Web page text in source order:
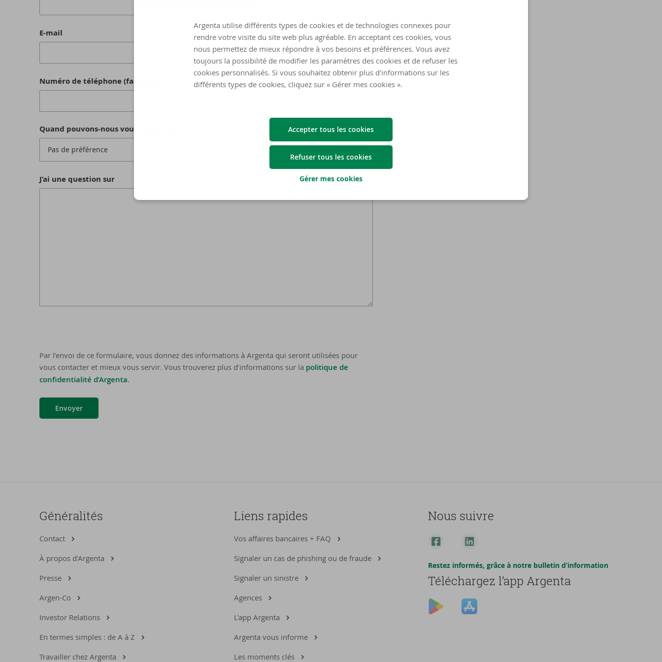
Argenta utilise différents types de cookies et de technologies connexes pour
rendre votre visite du site web plus agréable. En acceptant ces cookies, vous
nous permettez de mieux répondre à vos besoins et préférences. Vous avez
toujours la possibilité de modifier les paramètres des cookies et de refuser les
cookies personnalisés. Si vous souhaitez obtenir plus d'informations sur les
différents types de cookies, cliquez sur « Gérer mes cookies ».
Accepter tous les cookies
Refuser tous les cookies
Gérer mes cookies
E-mail
Numéro de téléphone (facultatif)
Quand pouvons-nous vous contacter ?
Pas de préférence
J’ai une question sur
Par l’envoi de ce formulaire, vous donnez des informations à Argenta qui seront utilisées pour
vous contacter et mieux vous servir. Vous trouverez plus d’informations sur la politique de
confidentialité d’Argenta.
Envoyer
Généralités
Contact
À propos d'Argenta
Presse
Argen-Co
Investor Relations
En termes simples : de A à Z
Travailler chez Argenta
Liens rapides
Vos affaires bancaires + FAQ
Signaler un cas de phishing ou de fraude
Signaler un sinistre
Agences
L'app Argenta
Argenta vous informe
Les moments clés
Nous suivre
Restez informés, grâce à notre bulletin d’information
Téléchargez l’app Argenta